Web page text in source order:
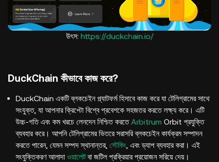
উৎস: https://duckchain.io/
DuckChain কীভাবে কাজ করে?
DuckChain একটি ব্লকচেইন প্ল্যাটফর্ম হিসাবে কাজ করে যা টেলিগ্রামের সাথে
সংযুক্ত, যা আপনার ক্রিপ্টো বিশ্বে প্রবেশকে সহজতর করতে লক্ষ্য করে। এটি
উচ্চ-গতি এবং কম খরচে লেনদেন নিশ্চিত করতেArbitrum Orbit প্রযুক্তি
ব্যবহার করে। আপনি টেলিগ্রামের ভিতরে সরাসরি ব্লকচেইন কার্যক্রম সম্পাদন
করতে পারেন, যেমন সম্পদ স্থানান্তর, স্টেকিং , এবং ড্যাপ ব্যবহার করা। এই
সংযুক্তিকরণ আলাদা ওয়ালেটবা জটিল প্রক্রিয়ার প্রয়োজন সরিয়ে দেয়।